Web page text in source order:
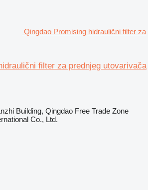
Qingdao Promising hidraulični filter za
filter za prednjeg utovarivača
Building, Qingdao Free Trade Zone
Co., Ltd.